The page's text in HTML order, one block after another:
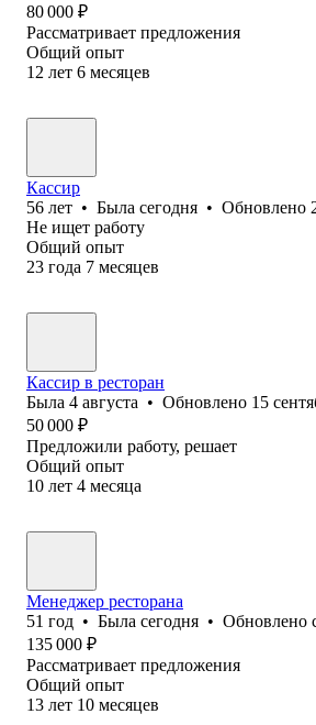
80 000 ₽
Рассматривает предложения
Общий опыт
12 лет 6 месяцев
Кассир
56 лет • Была сегодня • Обновлено
Не ищет работу
Общий опыт
23 года 7 месяцев
Кассир в ресторан
Была 4 августа • Обновлено 15
50 000 ₽
Предложили работу, решает
Общий опыт
10 лет 4 месяца
Менеджер ресторана
51 год • Была сегодня • Обновлено
135 000 ₽
Рассматривает предложения
Общий опыт
13 лет 10 месяцев